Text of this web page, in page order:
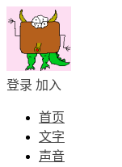
登录 加入
首页
文字
声音